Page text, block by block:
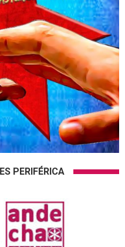
PERIFÉRICA